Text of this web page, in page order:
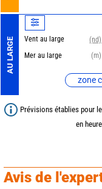
AU LARGE Vent au large
(nd)
Mer au large
(m)
zone
Prévisions établies pour
en
Avis de